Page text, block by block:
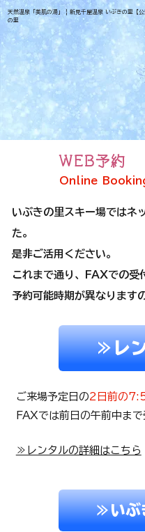
天然温泉「美肌の湯」 | 新見千屋温泉 いぶきの里【
の里
WEB予約
Online
いぶきの里スキー場ではネ
た。
是非ご活用ください。
これまで通り、FAXでの受
予約可能時期が異なります
≫レ
ご来場予定日の2日前の
FAXでは前日の午前中まで
≫レンタルの詳細はこちら
≫いぶ